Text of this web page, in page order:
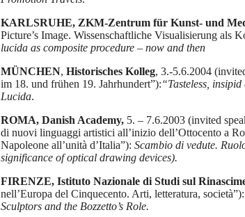
KARLSRUHE, ZKM-Zentrum für Kunst- und
Picture’s Image. Wissenschaftliche Visualisierung als
lucida as composite procedure – now and then
MÜNCHEN, Historisches Kolleg, 3.-5.6.2004
im 18. und frühen 19. Jahrhundert”):“Tasteless,
Lucida.
ROMA, Danish Academy, 5. – 7.6.2003 (invited
di nuovi linguaggi artistici all’inizio dell’Ottocento a
Napoleone all’unità d’Italia”): Scambio di vedute.
significance of optical drawing devices).
FIRENZE, Istituto Nazionale di Studi sul
nell’Europa del Cinquecento. Arti, letteratura, società”):
Sculptors and the Bozzetto’s Role.